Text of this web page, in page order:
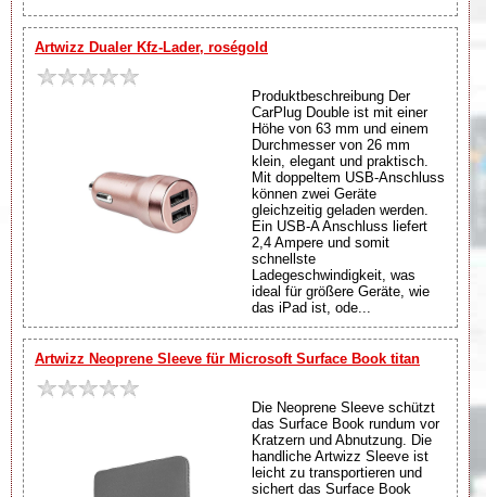
Artwizz Dualer Kfz-Lader, roségold
Produktbeschreibung Der
CarPlug Double ist mit einer
Höhe von 63 mm und einem
Durchmesser von 26 mm
klein, elegant und praktisch.
Mit doppeltem USB-Anschluss
können zwei Geräte
gleichzeitig geladen werden.
Ein USB-A Anschluss liefert
2,4 Ampere und somit
schnellste
Ladegeschwindigkeit, was
ideal für größere Geräte, wie
das iPad ist, ode...
Artwizz Neoprene Sleeve für Microsoft Surface Book titan
Die Neoprene Sleeve schützt
das Surface Book rundum vor
Kratzern und Abnutzung. Die
handliche Artwizz Sleeve ist
leicht zu transportieren und
sichert das Surface Book